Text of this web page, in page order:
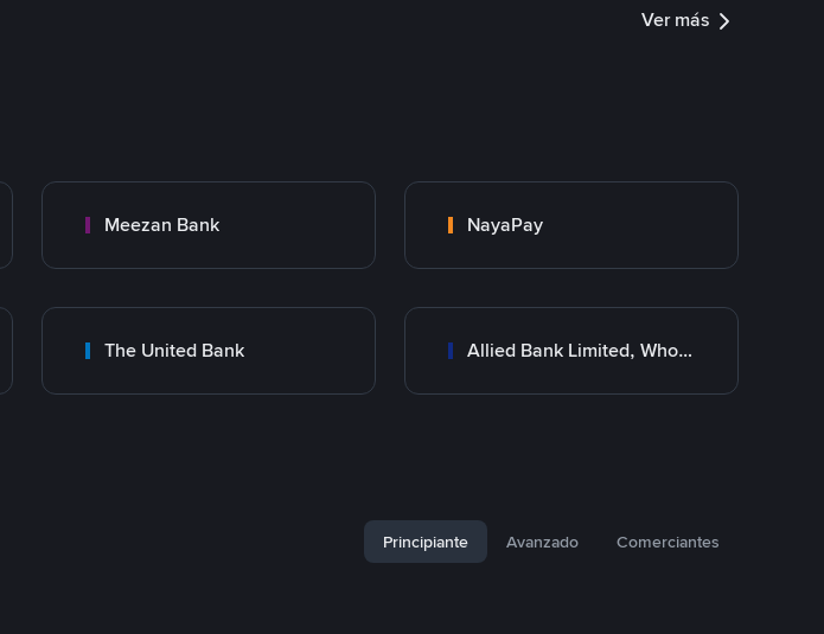
Ver más
Meezan Bank NayaPay
The United Bank Allied Bank Limited, Wholesale Branch
Principiante Avanzado Comerciantes